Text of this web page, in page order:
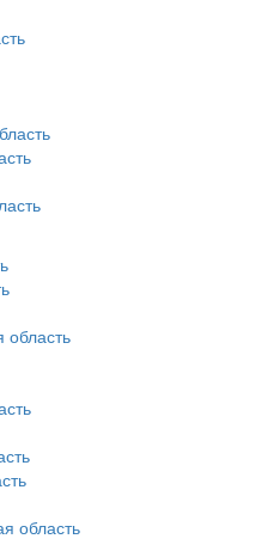
область
область